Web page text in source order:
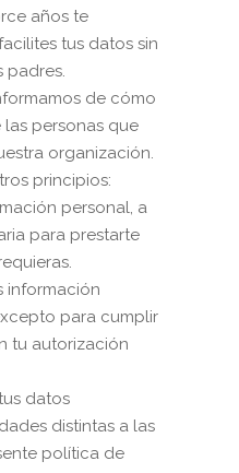
años te
tus datos sin
padres.
de cómo
personas que
organización.
principios:
personal, a
para prestarte
información
para cumplir
tu autorización
datos
distintas a las
política de